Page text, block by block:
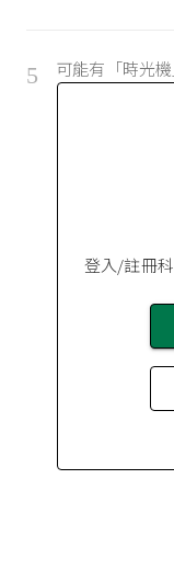
5 可能有「時光
登入/註冊